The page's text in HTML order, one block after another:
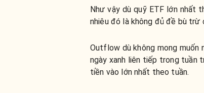
Như vậy dù quỹ ETF lớn nhất
nhiêu đó là không đủ đề bù trừ
Outflow dù không mong muốn
ngày xanh liên tiếp trong tuần
tiền vào lớn nhất theo tuần.